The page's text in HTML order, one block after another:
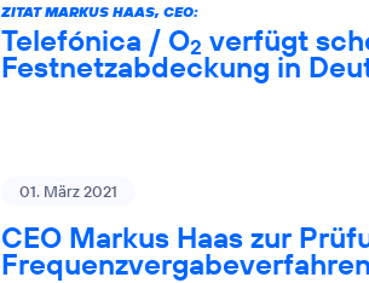
ZITAT MARKUS HAAS, CEO:
Telefónica / O2 verfügt
Festnetzabdeckung in
01. März 2021
CEO Markus Haas zur
Frequenzvergabeverfahren